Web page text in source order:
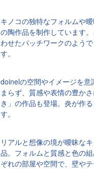
キノコの独特なフォルムや
の陶作品を制作しています
わせたパッチワークのよう
す。
doinelの空間やイメージを
まらず、質感や表情の豊か
き」の作品も登場。炎が作
す。
リアルと想像の境が曖昧な
品。フォルムと質感と色の
ぞれの部屋や空間で、壁や